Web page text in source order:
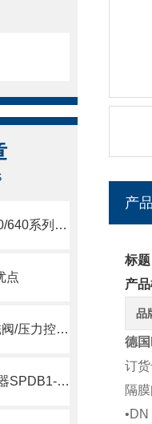
Parker派克油泵PGP610/620/640系列简要说明
点
KRACHT克拉克泄压阀/电磁阀/压力控制阀选型指南
瑞典Hagglunds 赫格隆编码器SPDB1-1000-BT介绍
产
标
产
品
德
订
隔